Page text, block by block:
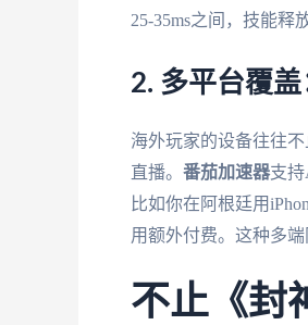
25-35ms之间，技能释
2. 多平台覆
海外玩家的设备往往
直播。 番茄加速器支
比如你在阿根廷用
用额外付费。这种多
不止《封